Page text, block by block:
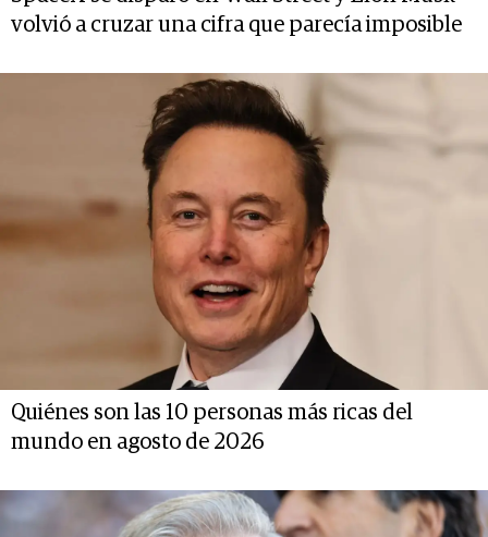
volvió a cruzar una cifra que parecía imposible
Quiénes son las 10 personas más ricas del
mundo en agosto de 2026